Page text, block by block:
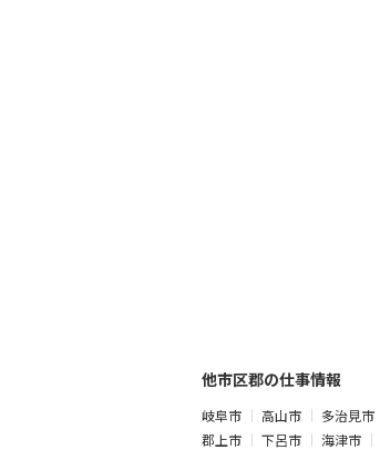
他市区郡の仕事情報
岐阜市 高山市 多治見市
郡上市
下呂市 海津市